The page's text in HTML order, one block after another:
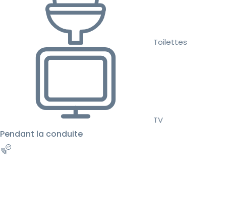
Toilettes
TV
Pendant la conduite